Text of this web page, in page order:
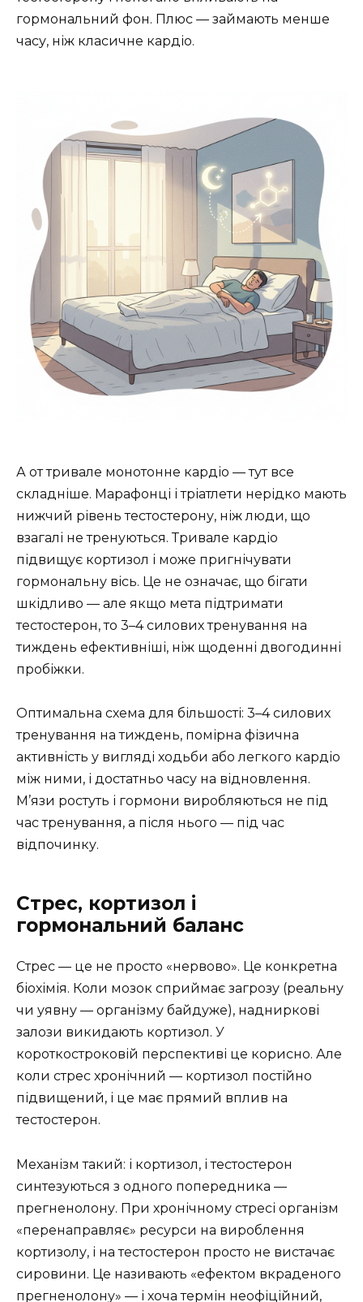
гормональний фон. Плюс — займають менше
часу, ніж класичне кардіо.
А от тривале монотонне кардіо — тут все
складніше. Марафонці і тріатлети нерідко мають
нижчий рівень тестостерону, ніж люди, що
взагалі не тренуються. Тривале кардіо
підвищує кортизол і може пригнічувати
гормональну вісь. Це не означає, що бігати
шкідливо — але якщо мета підтримати
тестостерон, то 3–4 силових тренування на
тиждень ефективніші, ніж щоденні двогодинні
пробіжки.
Оптимальна схема для більшості: 3–4 силових
тренування на тиждень, помірна фізична
активність у вигляді ходьби або легкого кардіо
між ними, і достатньо часу на відновлення.
М’язи ростуть і гормони виробляються не під
час тренування, а після нього — під час
відпочинку.
Стрес, кортизол і
гормональний баланс
Стрес — це не просто «нервово». Це конкретна
біохімія. Коли мозок сприймає загрозу (реальну
чи уявну — організму байдуже), надниркові
залози викидають кортизол. У
короткостроковій перспективі це корисно. Але
коли стрес хронічний — кортизол постійно
підвищений, і це має прямий вплив на
тестостерон.
Механізм такий: і кортизол, і тестостерон
синтезуються з одного попередника —
прегненолону. При хронічному стресі організм
«перенаправляє» ресурси на вироблення
кортизолу, і на тестостерон просто не вистачає
сировини. Це називають «ефектом вкраденого
прегненолону» — і хоча термін неофіційний,